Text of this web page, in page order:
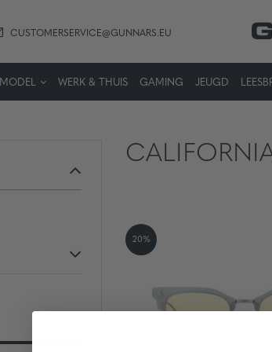
CUSTOMERSERVICE@GUNNARS.EU
MODEL WERK & THUIS GAMING JEUGD
20%